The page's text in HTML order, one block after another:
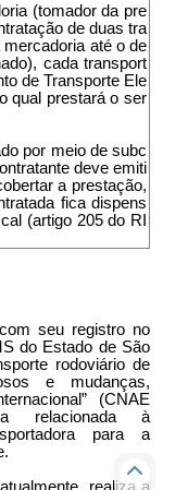
(tomador da pre
de duas tra
até o de
cada transport
de Transporte Ele
qual prestará o ser
por meio de subc
deve emiti
a prestação,
fica dispens
(artigo 205 do RI
seu registro no
do Estado de São
rodoviário de
e mudanças,
(CNAE
relacionada à
para a